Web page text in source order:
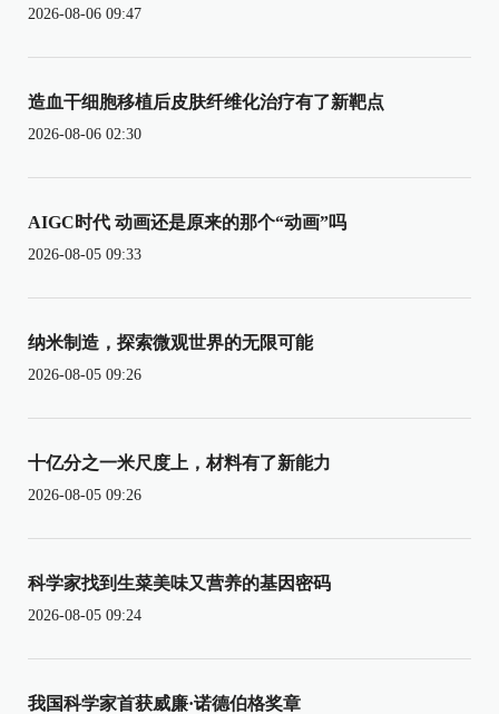
2026-08-06 09:47
造血干细胞移植后皮肤纤维化治疗有了新靶点
2026-08-06 02:30
AIGC时代 动画还是原来的那个“动画”吗
2026-08-05 09:33
纳米制造，探索微观世界的无限可能
2026-08-05 09:26
十亿分之一米尺度上，材料有了新能力
2026-08-05 09:26
科学家找到生菜美味又营养的基因密码
2026-08-05 09:24
我国科学家首获威廉·诺德伯格奖章